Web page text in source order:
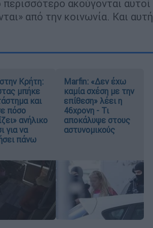
ακούγονται αυτοί
από την κοινωνία. Και αυτή
Κρήτη:
μπήκε
και
πόσο
ανήλικο
για να
πάνω
Marfin: «Δεν έχω
καμία σχέση με την
επίθεση» λέει η
46χρονη - Τι
αποκάλυψε στους
αστυνομικούς